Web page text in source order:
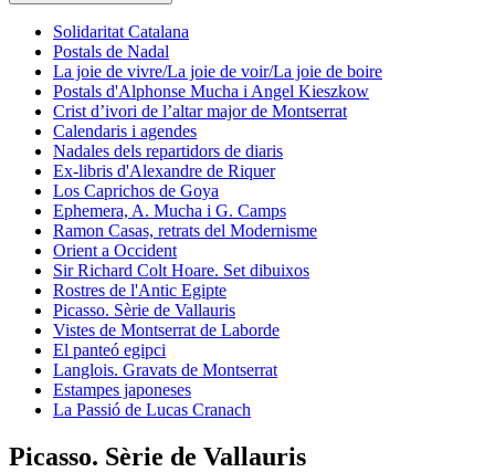
Solidaritat Catalana
Postals de Nadal
La joie de vivre/La joie de voir/La joie de boire
Postals d'Alphonse Mucha i Angel Kieszkow
Crist d’ivori de l’altar major de Montserrat
Calendaris i agendes
Nadales dels repartidors de diaris
Ex-libris d'Alexandre de Riquer
Los Caprichos de Goya
Ephemera, A. Mucha i G. Camps
Ramon Casas, retrats del Modernisme
Orient a Occident
Sir Richard Colt Hoare. Set dibuixos
Rostres de l'Antic Egipte
Picasso. Sèrie de Vallauris
Vistes de Montserrat de Laborde
El panteó egipci
Langlois. Gravats de Montserrat
Estampes japoneses
La Passió de Lucas Cranach
Picasso. Sèrie de Vallauris